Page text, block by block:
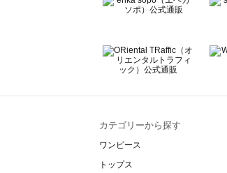
カテゴリーから探す
ワンピース
トップス